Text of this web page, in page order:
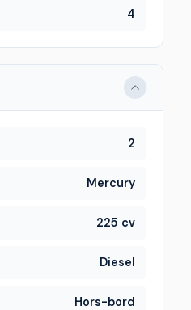
4
2
Mercury
225 cv
Diesel
Hors-bord